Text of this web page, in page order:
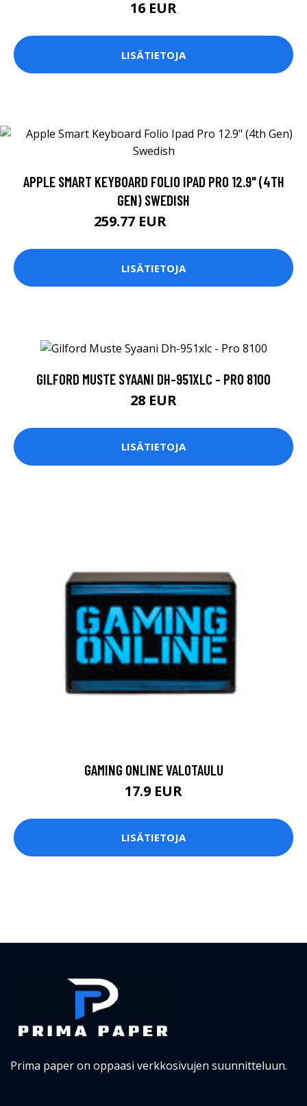
16 EUR
LISÄTIETOJA
APPLE SMART KEYBOARD FOLIO IPAD PRO 12.9" (4TH
GEN) SWEDISH
259.77 EUR
LISÄTIETOJA
GILFORD MUSTE SYAANI DH-951XLC - PRO 8100
28 EUR
LISÄTIETOJA
GAMING ONLINE VALOTAULU
17.9 EUR
LISÄTIETOJA
Prima paper on oppaasi verkkosivujen suunnitteluun.